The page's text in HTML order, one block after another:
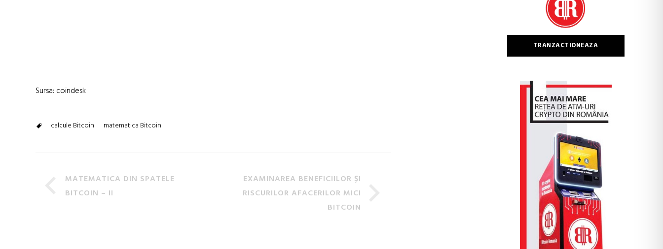
Sursa: coindesk
calcule Bitcoin matematica Bitcoin
MATEMATICA DIN SPATELE
BITCOIN – II
EXAMINAREA BENEFICIILOR ȘI
RISCURILOR AFACERILOR MICI
BITCOIN
TRANZACTIONEAZA